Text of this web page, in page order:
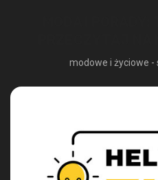
modowe i życiowe -